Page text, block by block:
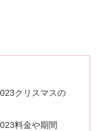
クリスマスの
料金や期間